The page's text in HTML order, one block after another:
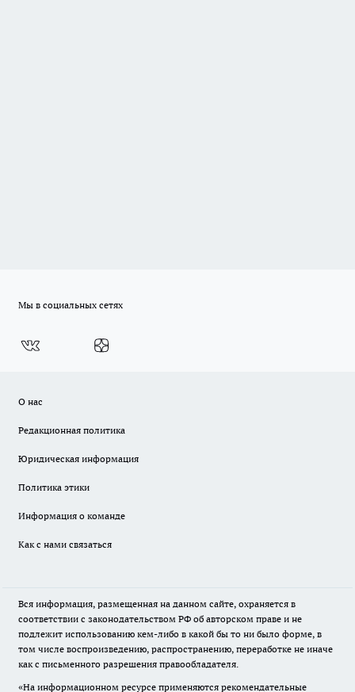
Мы в социальных сетях
О нас
Редакционная политика
Юридическая информация
Политика этики
Информация о команде
Как с нами связаться
Вся информация, размещенная на данном сайте, охраняется в
соответствии с законодательством РФ об авторском праве и не
подлежит использованию кем-либо в какой бы то ни было форме, в
том числе воспроизведению, распространению, переработке не иначе
как с письменного разрешения правообладателя.
«На информационном ресурсе применяются рекомендательные